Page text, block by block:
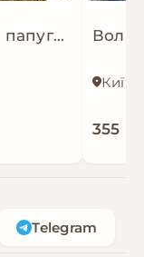
Хвилясті папуги від 30днів
Київ
355
Telegram